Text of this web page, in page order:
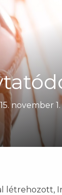
november 1.
létrehozott,